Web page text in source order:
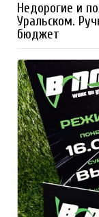
Недорогие и
Уральском.
бюджет